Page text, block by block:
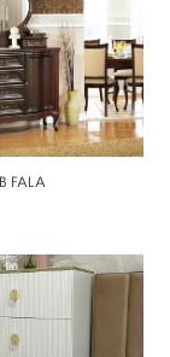
FALA